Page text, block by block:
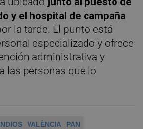
y el hospital de campaña
la tarde. El punto está
especializado y ofrece
administrativa y
las personas que lo
VALÈNCIA PAN